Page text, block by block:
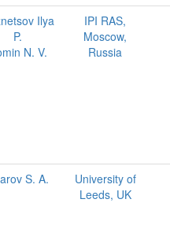
Ilya
P.
N. V.
IPI RAS,
Moscow,
Russia
S. A.
University of
Leeds, UK